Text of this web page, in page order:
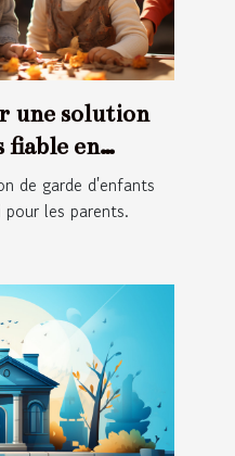
une solution
fiable en
de garde d'enfants
les parents.